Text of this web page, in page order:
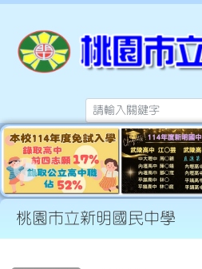
桃園市立新明國民中學